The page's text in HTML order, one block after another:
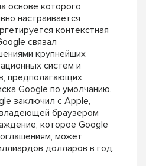
основе которого
настраивается
контекстная
связал
крупнейших
систем и
предполагающих
Google по умолчанию.
заключил с Apple,
браузером
которое Google
ниям, может
долларов в год.